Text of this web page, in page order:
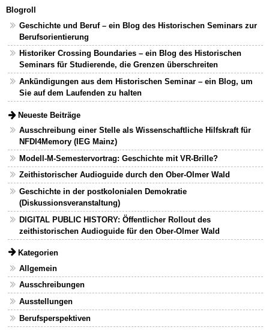
Blogroll
Geschichte und Beruf – ein Blog des Historischen Seminars zur
Berufsorientierung
Historiker Crossing Boundaries – ein Blog des Historischen
Seminars für Studierende, die Grenzen überschreiten
Ankündigungen aus dem Historischen Seminar – ein Blog, um
Sie auf dem Laufenden zu halten
Neueste Beiträge
Ausschreibung einer Stelle als Wissenschaftliche Hilfskraft für
NFDI4Memory (IEG Mainz)
Modell-M-Semestervortrag: Geschichte mit VR-Brille?
Zeithistorischer Audioguide durch den Ober-Olmer Wald
Geschichte in der postkolonialen Demokratie
(Diskussionsveranstaltung)
DIGITAL PUBLIC HISTORY: Öffentlicher Rollout des
zeithistorischen Audioguide für den Ober-Olmer Wald
Kategorien
Allgemein
Ausschreibungen
Ausstellungen
Berufsperspektiven